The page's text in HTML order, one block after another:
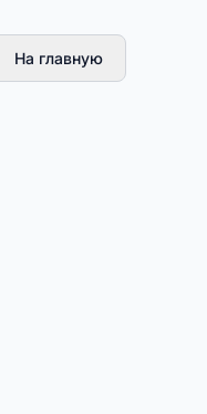
На главную